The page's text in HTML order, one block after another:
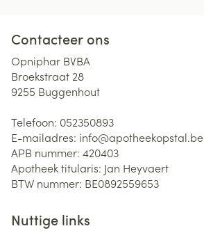
Contacteer ons
Opniphar BVBA
Broekstraat 28
9255 Buggenhout
Telefoon: 052350893
E-mailadres: info@apotheekopstal.be
APB nummer: 420403
Apotheek titularis: Jan Heyvaert
BTW nummer: BE0892559653
Nuttige links